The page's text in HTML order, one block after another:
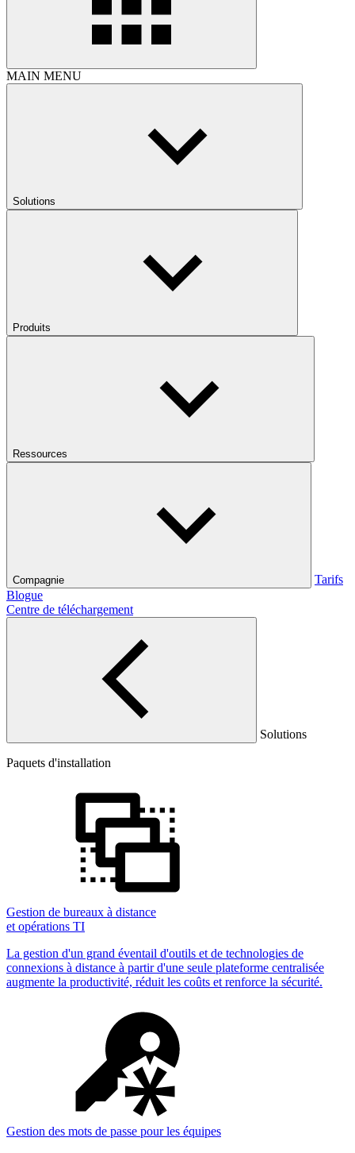
MAIN MENU
Solutions
Produits
Ressources
Compagnie
Tarifs
Blogue
Centre de téléchargement
Solutions
Paquets d'installation
Gestion de bureaux à distance
et opérations TI
La gestion d'un grand éventail d'outils et de technologies de
connexions à distance à partir d'une seule plateforme centralisée
augmente la productivité, réduit les coûts et renforce la sécurité.
Gestion des mots de passe pour les équipes